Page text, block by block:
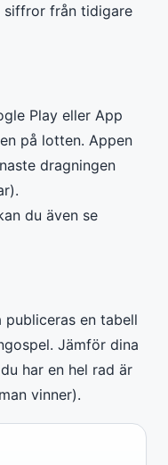
siffror från tidigare
Play eller App
på lotten. Appen
dragningen
du även se
publiceras en tabell
Jämför dina
har en hel rad är
vinner).